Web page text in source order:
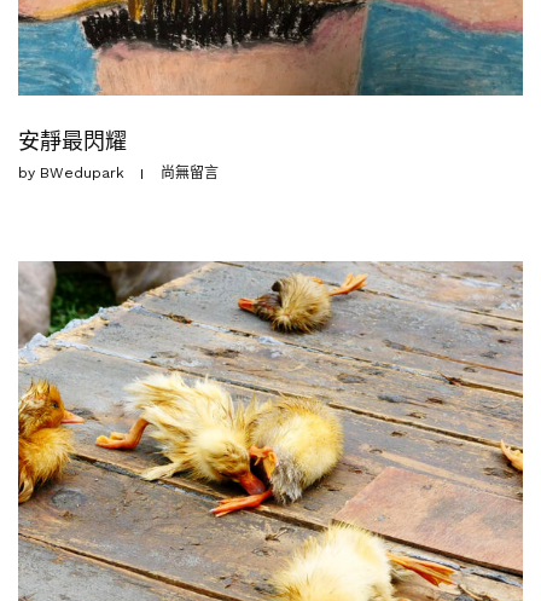
安靜最閃耀
by BWedupark 尚無留言